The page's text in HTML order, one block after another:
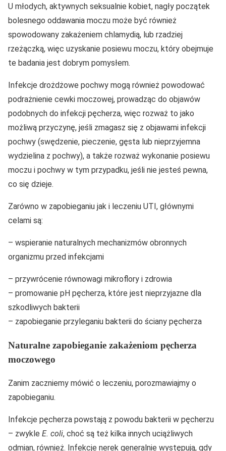
U młodych, aktywnych seksualnie kobiet, nagły początek
bolesnego oddawania moczu może być również
spowodowany zakażeniem chlamydią, lub rzadziej
rzeżączką, więc uzyskanie posiewu moczu, który obejmuje
te badania jest dobrym pomysłem.
Infekcje drożdżowe pochwy mogą również powodować
podrażnienie cewki moczowej, prowadząc do objawów
podobnych do infekcji pęcherza, więc rozważ to jako
możliwą przyczynę, jeśli zmagasz się z objawami infekcji
pochwy (swędzenie, pieczenie, gęsta lub nieprzyjemna
wydzielina z pochwy), a także rozważ wykonanie posiewu
moczu i pochwy w tym przypadku, jeśli nie jesteś pewna,
co się dzieje.
Zarówno w zapobieganiu jak i leczeniu UTI, głównymi
celami są:
– wspieranie naturalnych mechanizmów obronnych
organizmu przed infekcjami
– przywrócenie równowagi mikroflory i zdrowia
– promowanie pH pęcherza, które jest nieprzyjazne dla
szkodliwych bakterii
– zapobieganie przyleganiu bakterii do ściany pęcherza
Naturalne zapobieganie zakażeniom pęcherza
moczowego
Zanim zaczniemy mówić o leczeniu, porozmawiajmy o
zapobieganiu.
Infekcje pęcherza powstają z powodu bakterii w pęcherzu
– zwykle E. coli, choć są też kilka innych uciążliwych
odmian, również. Infekcje nerek generalnie występują, gdy